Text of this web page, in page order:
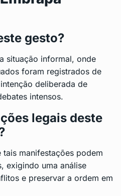
gesto?
situação informal, onde
foram registrados de
deliberada de
intensos.
legais deste
manifestações podem
exigindo uma análise
e preservar a ordem em